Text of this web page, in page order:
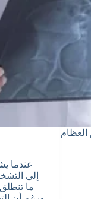
عندما
إلى
ما